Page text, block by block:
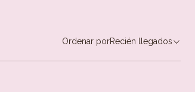
Ordenar porRecién llegados